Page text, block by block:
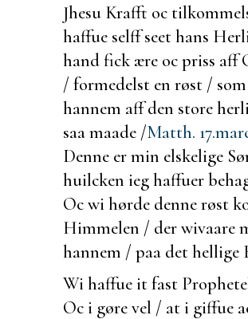
Jhesu Krafft oc
haffue selff seet hans
hand fick ære oc priss aff
/ formedelst en røst /
hannem aff den store
saa maade /Matth. 17.
Denne er min elskelige
huilcken ieg haffuer
Oc wi hørde denne røst
Himmelen / der wivaare
hannem / paa det hellige
Wi haffue itfast
Oc i gøre vel / at i giffue